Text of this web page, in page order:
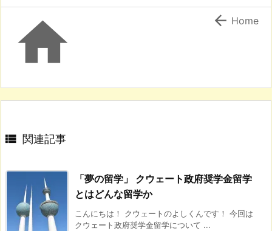
  Home
 関連記事
「夢の留学」 クウェート政府奨学金留学
とはどんな留学か
こんにちは！ クウェートのよしくんです！ 今回は
クウェート政府奨学金留学について ...